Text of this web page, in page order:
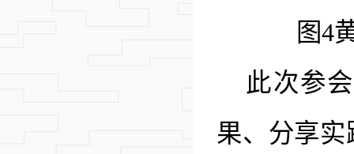
图4
此次参
果、分享